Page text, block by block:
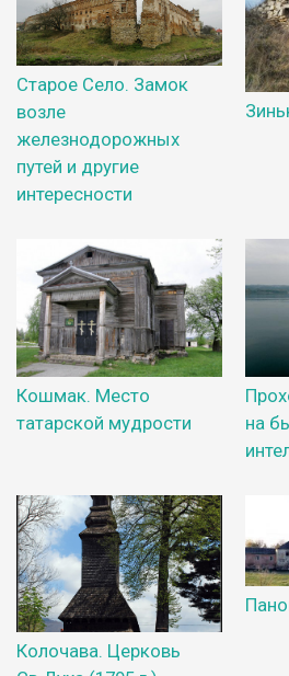
Старое Село. Замок
возле
железнодорожных
путей и другие
интересности
Кошмак. Место
татарской мудрости
на
Колочава. Церковь